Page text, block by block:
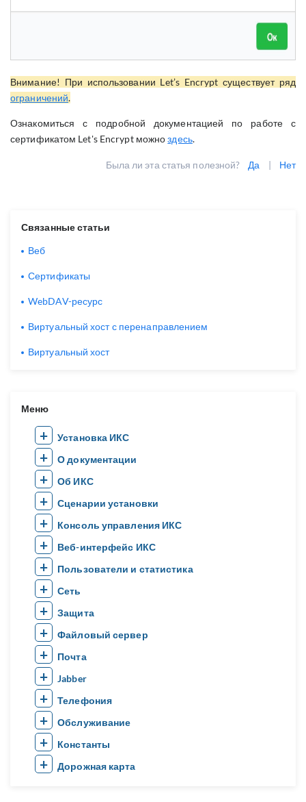
Внимание! При использовании Let’s Encrypt существует ряд
ограничений.
Ознакомиться с подробной документацией по работе с
сертификатом Let's Encrypt можноздесь.
Была ли эта статья полезной? Да | Нет
Меню
Установка ИКС
О документации
Об ИКС
Сценарии установки
Консоль управления ИКС
Веб-интерфейс ИКС
Пользователи и статистика
Сеть
Защита
Файловый сервер
Почта
Jabber
Телефония
Обслуживание
Константы
Дорожная карта
Связанные статьи
Веб
Сертификаты
WebDAV-ресурс
Виртуальный хост с перенаправлением
Виртуальный хост